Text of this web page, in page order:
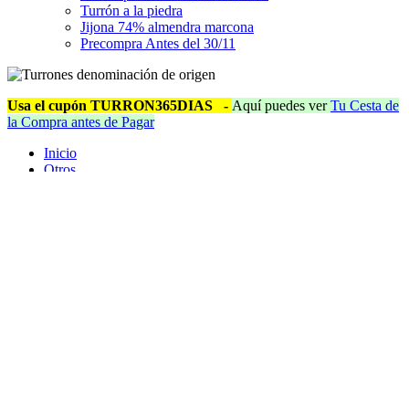
Turrón a la piedra
Jijona 74% almendra marcona
Precompra Antes del 30/11
Usa el cupón TURRON365DIAS - Aquí puedes verTu Cesta de
la Compra antes de Pagar
Inicio
Otros